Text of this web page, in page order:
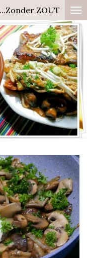
ZOUT